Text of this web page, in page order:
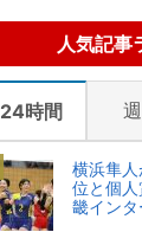
人気記事
24時間
横浜隼
位と個
畿インタ